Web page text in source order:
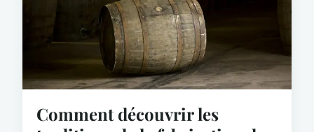
Comment découvrir les